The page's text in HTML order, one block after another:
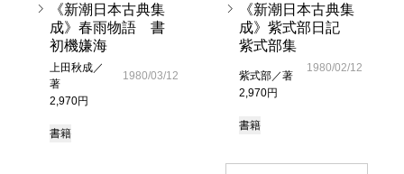
《新潮日本古典集
成》春雨物語 書
初機嫌海
上田秋成／
著
2,970円
1980/03/12
書籍
《新潮日本古典集
成》紫式部日記
紫式部集
紫式部／著
2,970円
1980/02/12
書籍